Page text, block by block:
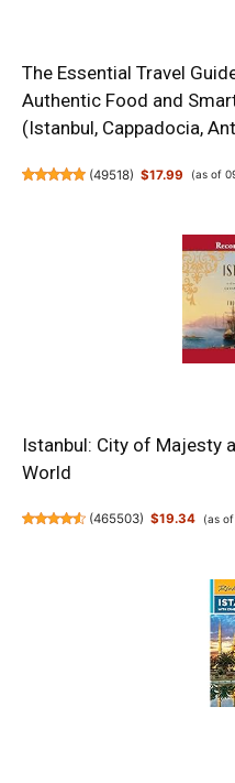
The Essential Travel
Authentic Food and
(Istanbul, Cappadocia,
(49518) $17.99 (as of
Istanbul: City of Majesty
World
(465503) $19.34 (as